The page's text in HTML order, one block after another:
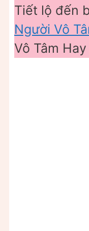
Tiết lộ đến
Người Vô
Vô Tâm